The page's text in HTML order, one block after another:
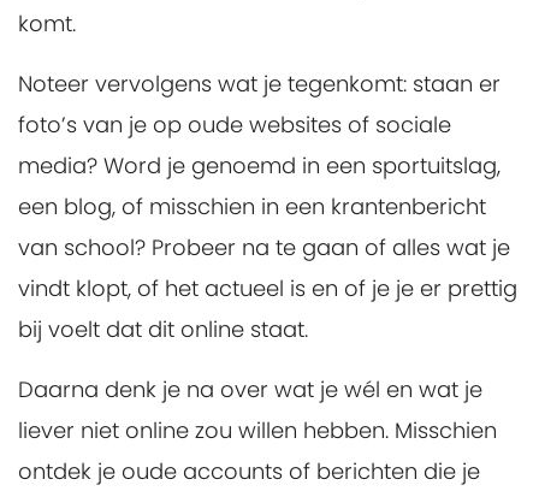
komt.
Noteer vervolgens wat je tegenkomt: staan er
foto’s van je op oude websites of sociale
media? Word je genoemd in een sportuitslag,
een blog, of misschien in een krantenbericht
van school? Probeer na te gaan of alles wat je
vindt klopt, of het actueel is en of je je er prettig
bij voelt dat dit online staat.
Daarna denk je na over wat je wél en wat je
liever niet online zou willen hebben. Misschien
ontdek je oude accounts of berichten die je